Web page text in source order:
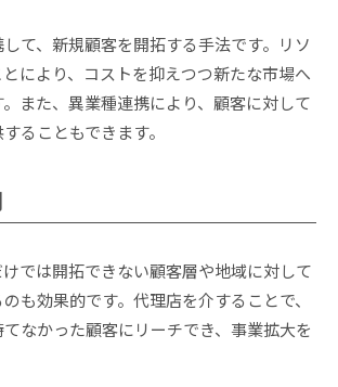
て、新規顧客を開拓する手法です。リソ
により、コストを抑えつつ新たな市場へ
また、異業種連携により、顧客に対して
ることもできます。
では開拓できない顧客層や地域に対して
も効果的です。代理店を介することで、
なかった顧客にリーチでき、事業拡大を